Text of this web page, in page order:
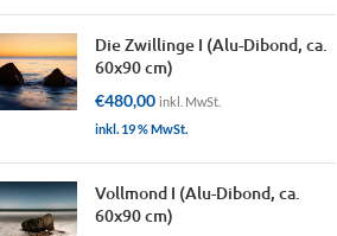
Die Zwillinge I (Alu-Dibond, ca.
60x90 cm)
€480,00 inkl. MwSt.
inkl. 19 % MwSt.
Vollmond I (Alu-Dibond, ca.
60x90 cm)